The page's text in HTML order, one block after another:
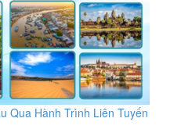
Qua Hành Trình Liên Tuyến